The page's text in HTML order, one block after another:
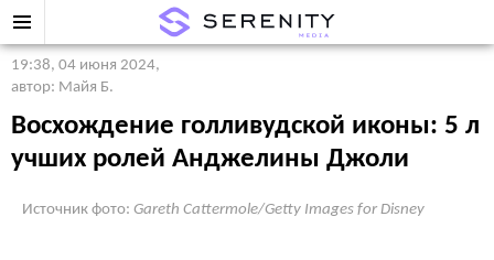
19:38, 04 июня 2024,
автор: Майя Б.
Восхождение голливудской иконы: 5 л
учших ролей Анджелины Джоли
Источник фото: Gareth Cattermole/Getty Images for Disney